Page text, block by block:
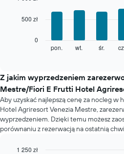
bars.
Poniższy
cenę
pokoju
dla
każdego
dnia
tygodnia
Wykres
pon. wt. śr.
0
500 zł
Z jakim wyprzedzeniem
Mestre/Fiori E Frutti Hotel
Aby uzyskać najlepszą cenę za nocleg
Hotel Agriresort Venezia Mestre,
wyprzedzeniem. Dzięki temu możesz
porównaniu z rezerwacją na ostatnią
1 250 zł